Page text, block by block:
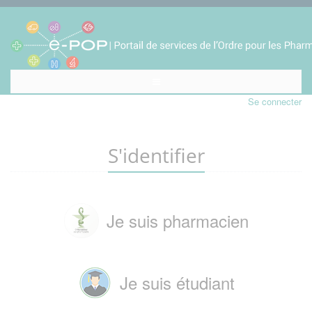
Se connecter
S'identifier
Je suis pharmacien
Je suis étudiant